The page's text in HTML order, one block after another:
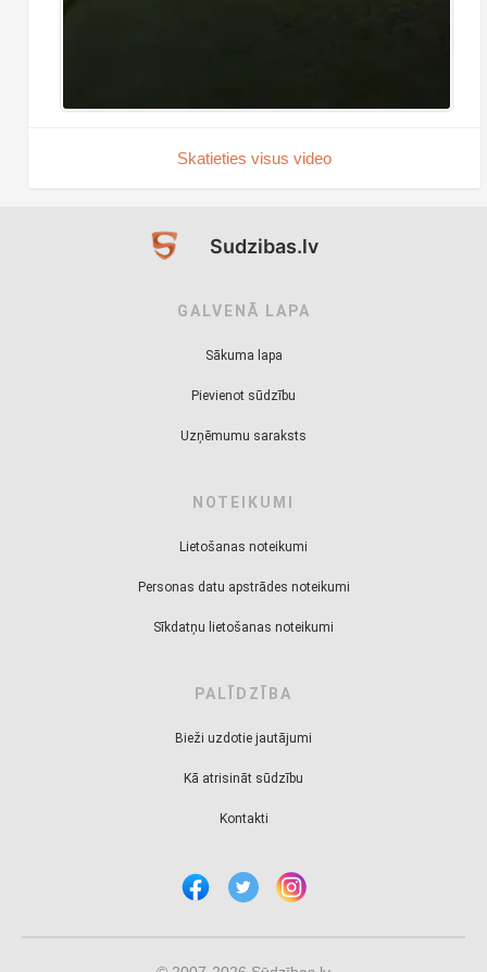
Skatieties visus video
Sudzibas.lv
GALVENĀ LAPA
Sākuma lapa
Pievienot sūdzību
Uzņēmumu saraksts
NOTEIKUMI
Lietošanas noteikumi
Personas datu apstrādes noteikumi
Sīkdatņu lietošanas noteikumi
PALĪDZĪBA
Bieži uzdotie jautājumi
Kā atrisināt sūdzību
Kontakti